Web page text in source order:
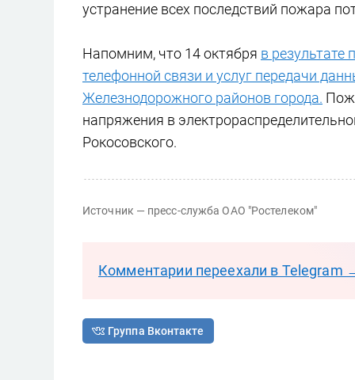
устранение всех последствий пожара
Напомним, что 14 октября в результате
телефонной связи и услуг передачи
Железнодорожного районов города.
напряжения в
Рокосовского.
Источник — пресс-служба ОАО "Ростелеком"
Комментарии переехали в Telegram
Группа Вконтакте